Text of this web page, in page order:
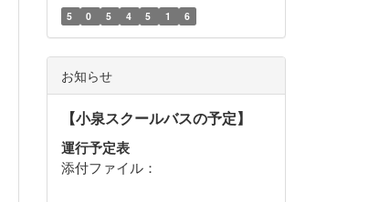
5 0 5 4 5 1 6
お知らせ
【小泉スクールバスの予定】
運行予定表
添付ファイル：